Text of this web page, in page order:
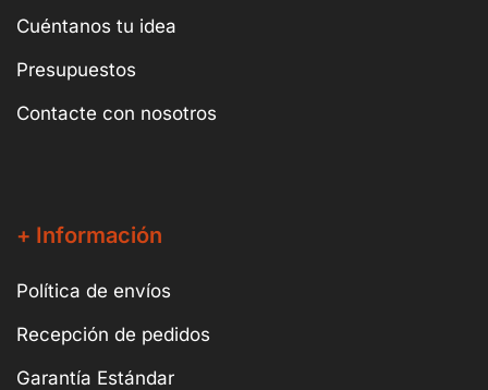
Cuéntanos tu idea
Presupuestos
Contacte con nosotros
+ Información
Política de envíos
Recepción de pedidos
Garantía Estándar